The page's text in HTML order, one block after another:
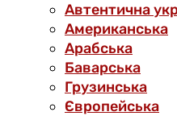
Автентична
Американська
Арабська
Баварська
Грузинська
Європейська